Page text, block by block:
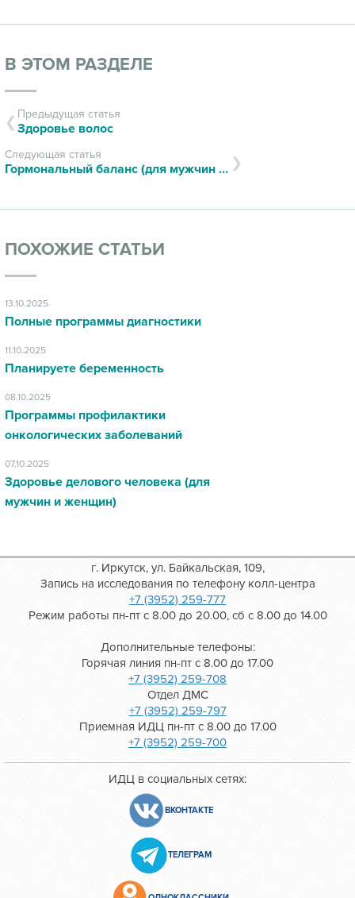
В ЭТОМ РАЗДЕЛЕ
Предыдущая статья
Здоровье волос
Следующая статья
Гормональный баланс (для мужчин и женщин)
ПОХОЖИЕ СТАТЬИ
13.10.2025
Полные программы диагностики
11.10.2025
Планируете беременность
08.10.2025
Программы профилактики
онкологических заболеваний
07.10.2025
Здоровье делового человека (для
мужчин и женщин)
г. Иркутск, ул. Байкальская, 109,
Запись на исследования по телефону колл-центра
+7 (3952) 259-777
Режим работы пн-пт с 8.00 до 20.00, сб с 8.00 до 14.00
Дополнительные телефоны:
Горячая линия пн-пт с 8.00 до 17.00
+7 (3952) 259-708
Отдел ДМС
+7 (3952) 259-797
Приемная ИДЦ пн-пт с 8.00 до 17.00
+7 (3952) 259-700
ИДЦ в социальных сетях:
ВКОНТАКТЕ
ТЕЛЕГРАМ